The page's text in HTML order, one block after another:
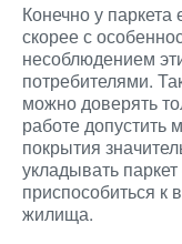
Конечно у паркета
скорее с
несоблюдением
потребителями.
можно доверять
работе допустить
покрытия
укладывать
приспособиться к
жилища.